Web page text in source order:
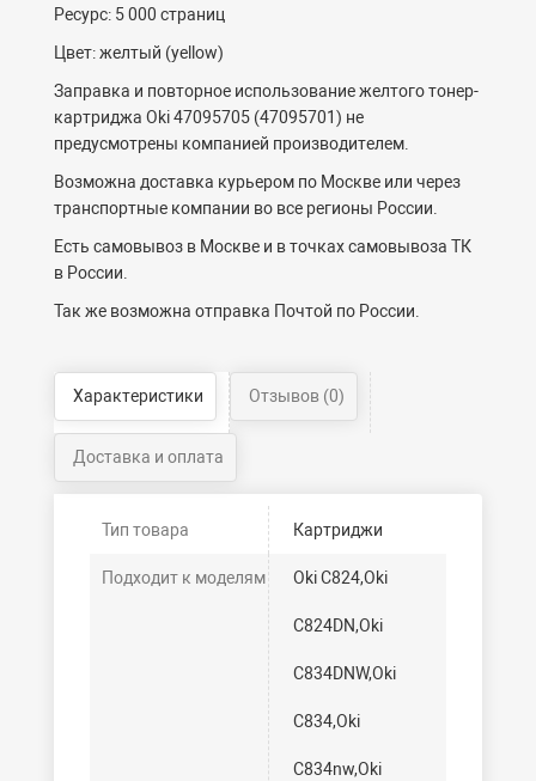
Ресурс: 5 000 страниц
Цвет: желтый (yellow)
Заправка и повторное использование желтого тонер-
картриджа Oki 47095705 (47095701) не
предусмотрены компанией производителем.
Возможна доставка курьером по Москве или через
транспортные компании во все регионы России.
Есть самовывоз в Москве и в точках самовывоза ТК
в России.
Так же возможна отправка Почтой по России.
Характеристики Отзывов (0)
Доставка и оплата
Тип товара Картриджи
Подходит к моделям Oki C824,Oki
C824DN,Oki
C834DNW,Oki
C834,Oki
C834nw,Oki